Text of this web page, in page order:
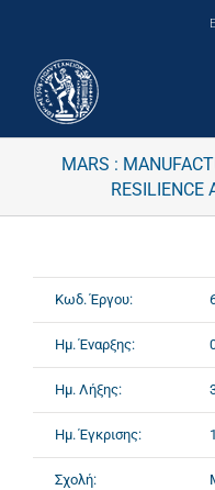
MARS :
RESILIENCE
Κωδ. Έργου:
Ημ. Έναρξης:
Ημ. Λήξης:
Ημ. Έγκρισης:
Σχολή: